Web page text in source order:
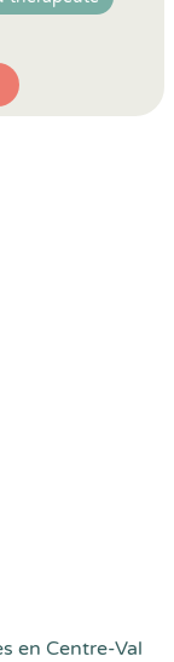
en Centre-Val